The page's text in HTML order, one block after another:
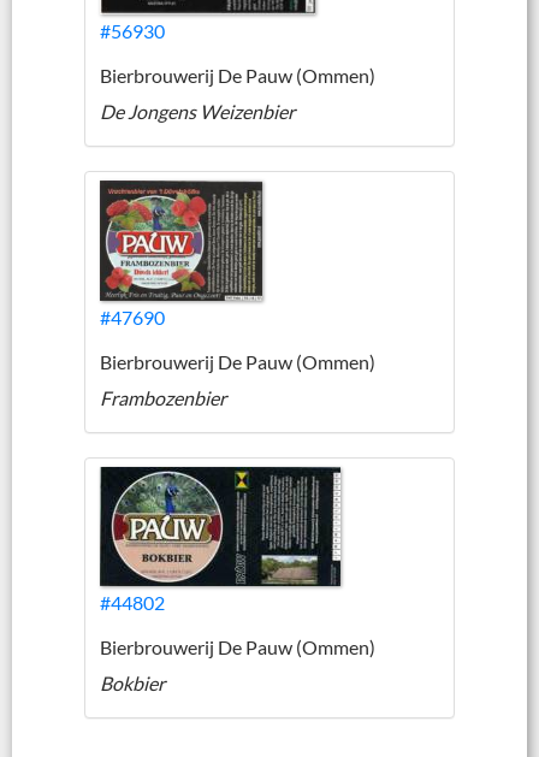
#56930
Bierbrouwerij De Pauw (Ommen)
De Jongens Weizenbier
#47690
Bierbrouwerij De Pauw (Ommen)
Frambozenbier
#44802
Bierbrouwerij De Pauw (Ommen)
Bokbier